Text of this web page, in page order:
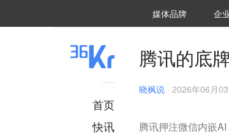
媒体品牌 36Kr
企
首页
快讯
腾讯的底
晓枫说 · 2026年06月
腾讯押注微信内嵌